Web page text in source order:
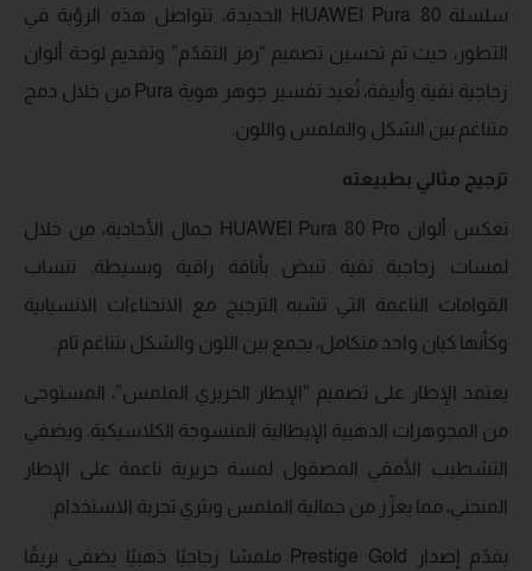
سلسلة HUAWEI Pura 80 الجديدة، تتواصل هذه الرؤية في
التطور، حيث تم تحسين تصميم “رمز التقدّم” وتقديم لوحة ألوان
زجاجية نقية وأنيقة، تُعيد تفسير جوهر هوية Pura من خلال دمج
متناغم بين الشكل والملمس واللون.
تزجيج مثالي بطبيعته
تعكس ألوان HUAWEI Pura 80 Pro جمال الأحادية، من خلال
لمسات زجاجية نقية تنبض بأناقة راقية وبسيطة. تنساب
القوامات الناعمة التي تشبه التزجيج مع الانحناءات الانسيابية
وكأنها كيان واحد متكامل، يجمع بين اللون والشكل بتناغم تام.
يعتمد الإطار على تصميم “الإطار الحريري الملمس”، المستوحى
من المجوهرات الذهبية الإيطالية المنسوجة الكلاسيكية. ويضفي
التشطيب الأفقي المصقول لمسة حريرية ناعمة على الإطار
المنحني، مما يعزّز من جمالية الملمس ويثري تجربة الاستخدام.
يقدّم إصدار Prestige Gold ملمسًا زجاجيًا ذهبيًا يضفي بريقًا